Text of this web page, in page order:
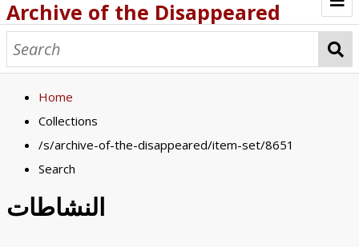
Archive of the Disappeared
Browse Items
Browse Collections
About
Archive methodology
Home
Collections
/s/archive-of-the-disappeared/item-set/8651
Search
النشاطات